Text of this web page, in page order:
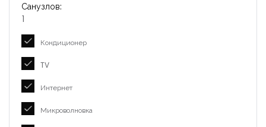
Санузлов:
1
Кондиционер
TV
Интернет
Микроволновка